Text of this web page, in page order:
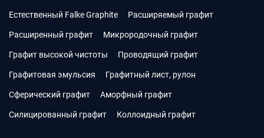
Естественный Falke Graphite
Расширяемый графит
Расширенный графит
Микрородочный графит
Графит высокой чистоты
Проводящий графит
Графитовая эмульсия
Графитный лист, рулон
Сферический графит
Аморфный графит
Силицированный графит
Коллоидный графит